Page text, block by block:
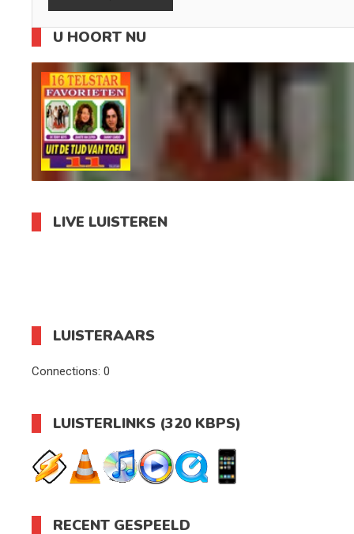
U HOORT NU
LIVE LUISTEREN
LUISTERAARS
Connections: 0
LUISTERLINKS (320 KBPS)
RECENT GESPEELD